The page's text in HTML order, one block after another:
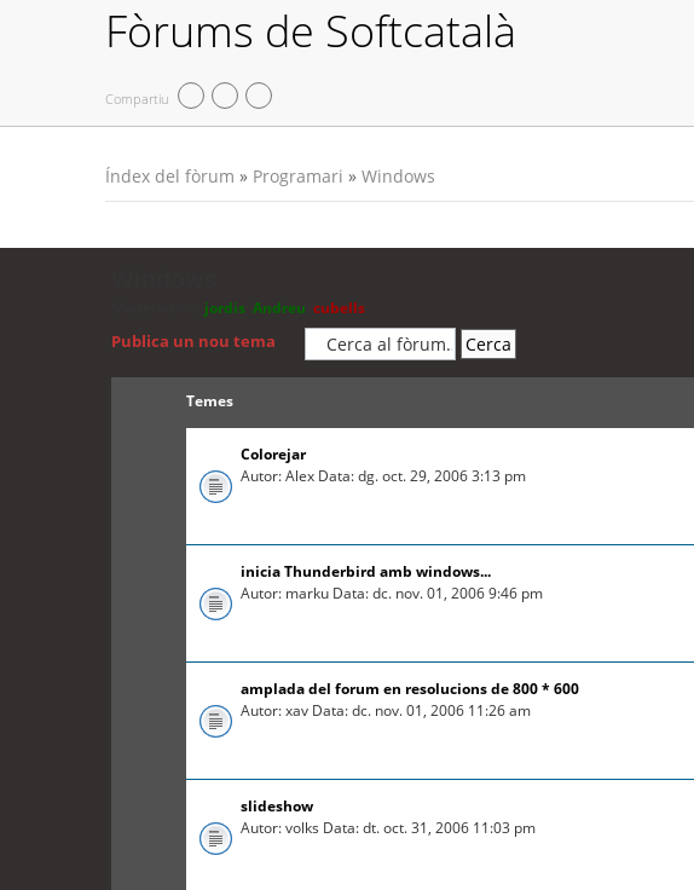
Fòrums de Softcatalà
Compartiu
Índex del fòrum » Programari » Windows
jordis Andreu cubells
Publica un nou tema
Temes
Colorejar
Autor: Alex Data: dg. oct. 29, 2006 3:13 pm
inicia Thunderbird amb windows...
Autor: marku Data: dc. nov. 01, 2006 9:46 pm
amplada del forum en resolucions de 800 * 600
Autor: xav Data: dc. nov. 01, 2006 11:26 am
slideshow
Autor: volks Data: dt. oct. 31, 2006 11:03 pm